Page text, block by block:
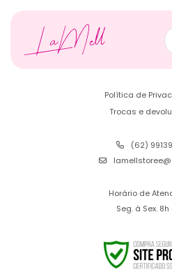
LaMell
Política de
Trocas e
(62)
Horário de
Seg. à Sex. 8h